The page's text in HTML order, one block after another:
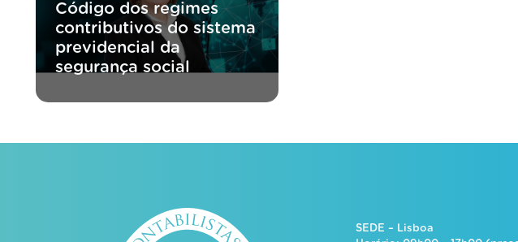
Código dos regimes
contributivos do sistema
previdencial da
segurança social
SEDE – Lisboa